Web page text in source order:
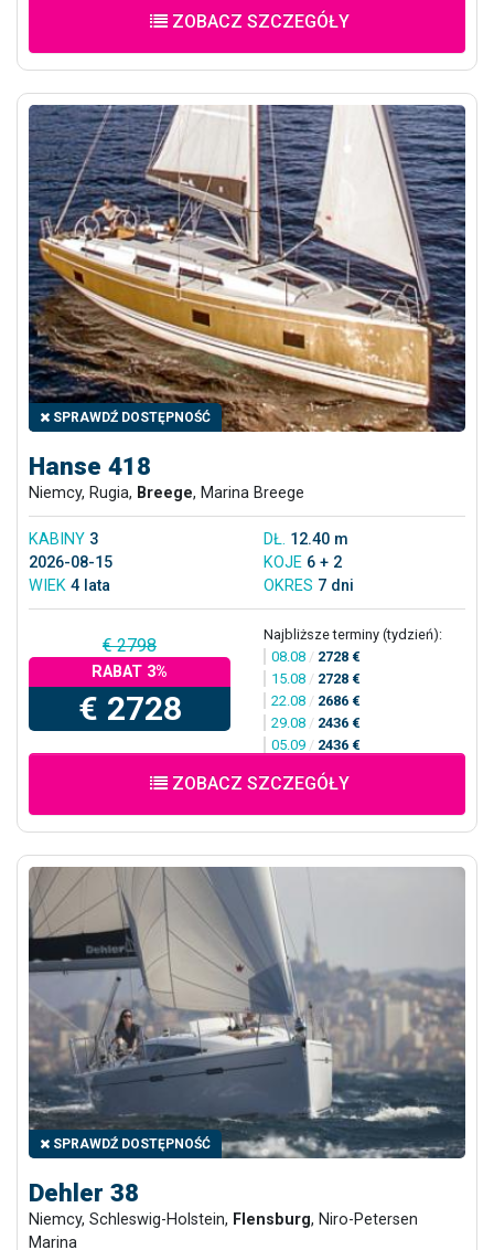
ZOBACZ SZCZEGÓŁY
SPRAWDŹ DOSTĘPNOŚĆ
Hanse 418
Niemcy, Rugia, Breege, Marina Breege
KABINY 3 DŁ. 12.40 m
2026-08-15
KOJE 6 + 2
WIEK 4 lata OKRES 7 dni
€ 2798
RABAT 3%
€ 2728
Najbliższe terminy (tydzień):
08.08 / 2728 €
15.08 / 2728 €
22.08 / 2686 €
29.08 / 2436 €
05.09 / 2436 €
ZOBACZ SZCZEGÓŁY
SPRAWDŹ DOSTĘPNOŚĆ
Dehler 38
Niemcy, Schleswig-Holstein, Flensburg, Niro-Petersen
Marina